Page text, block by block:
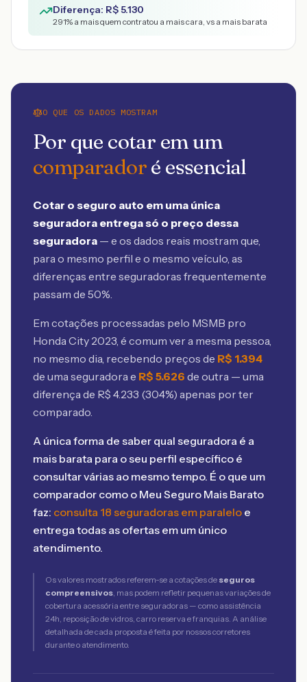
Diferença: R$5.130
291% a mais quem contratou a mais cara, vs a mais barata
O QUE OS DADOS MOSTRAM
Por que cotar em um
comparadoré essencial
Cotar o seguro auto em uma única
seguradora entrega só o preço dessa
seguradora — e os dados reais mostram que,
para o mesmo perfil e o mesmo veículo, as
diferenças entre seguradoras frequentemente
passam de 50%.
Em cotações processadas pelo MSMB pro
Honda City 2023, é comum ver a mesma pessoa,
no mesmo dia, recebendo preços de R$ 1.394
de uma seguradora e R$ 5.626 de outra — uma
diferença de R$ 4.233 (304%) apenas por ter
comparado.
A única forma de saber qual seguradora é a
mais barata para o seu perfil específico é
consultar várias ao mesmo tempo. É o que um
comparador como o Meu Seguro Mais Barato
faz: consulta 18 seguradoras em paralelo e
entrega todas as ofertas em um único
atendimento.
Os valores mostrados referem-se a cotações de seguros
compreensivos, mas podem refletir pequenas variações de
cobertura acessória entre seguradoras — como assistência
24h, reposição de vidros, carro reserva e franquias. A análise
detalhada de cada proposta é feita por nossos corretores
durante o atendimento.